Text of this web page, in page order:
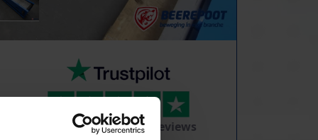
TrustScore5.0|213
reviews